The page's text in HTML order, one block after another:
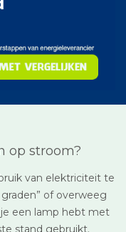
op stroom?
van elektriciteit te
of overweeg
een lamp hebt met
stand gebruikt.